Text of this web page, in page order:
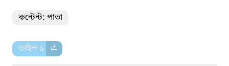
কন্টেন্ট: পাতা
ফাইল ১